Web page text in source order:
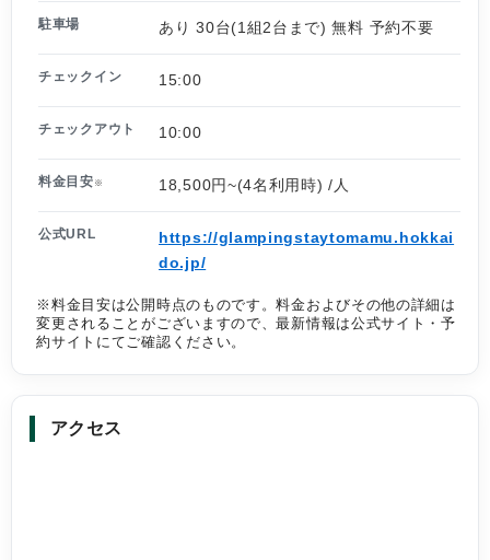
駐車場 あり 30台(1組2台まで) 無料 予約不要
チェックイン 15:00
チェックアウト 10:00
料金目安 ※ 18,500円~(4名利用時) /人
公式URL
https://glampingstaytomamu.hokkai
do.jp/
※料金目安は公開時点のものです。料金およびその他の詳細は
変更されることがございますので、最新情報は公式サイト・予
約サイトにてご確認ください。
アクセス